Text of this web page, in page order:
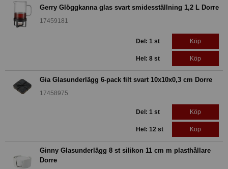
Gerry Glöggkanna glas svart smidesställning 1,2 L Dorre
17459181
Del: 1 st Köp
Hel: 8 st Köp
Gia Glasunderlägg 6-pack filt svart 10x10x0,3 cm Dorre
17458975
Del: 1 st Köp
Hel: 12 st Köp
Ginny Glasunderlägg 8 st silikon 11 cm m plasthållare
Dorre